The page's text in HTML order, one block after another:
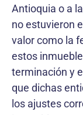
Antioquia o a
no estuvieron
valor como la
estos
terminación y
que dichas
los ajustes